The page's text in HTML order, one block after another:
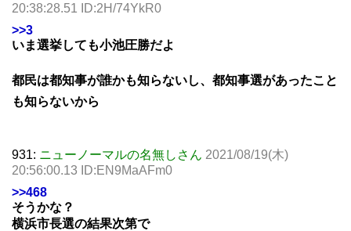
20:38:28.51 ID:2H/74YkR0
>>3
いま選挙しても小池圧勝だよ
都民は都知事が誰かも知らないし、都知事選があったこと
も知らないから
931: ニューノーマルの名無しさん 2021/08/19(木)
20:56:00.13 ID:EN9MaAFm0
>>468
そうかな？
横浜市長選の結果次第で